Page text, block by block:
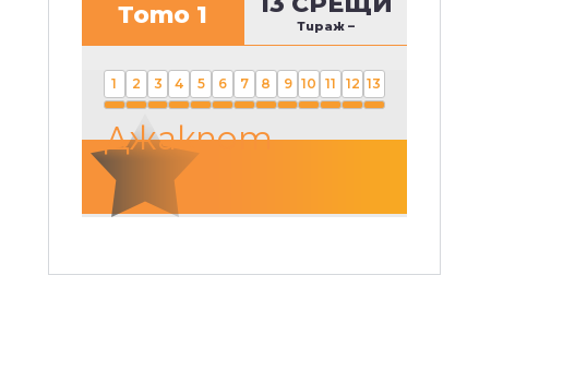
Тото 1 Тираж –
1 2 3 4 5 6 7 8 9 10 11 12 13
Джакпот